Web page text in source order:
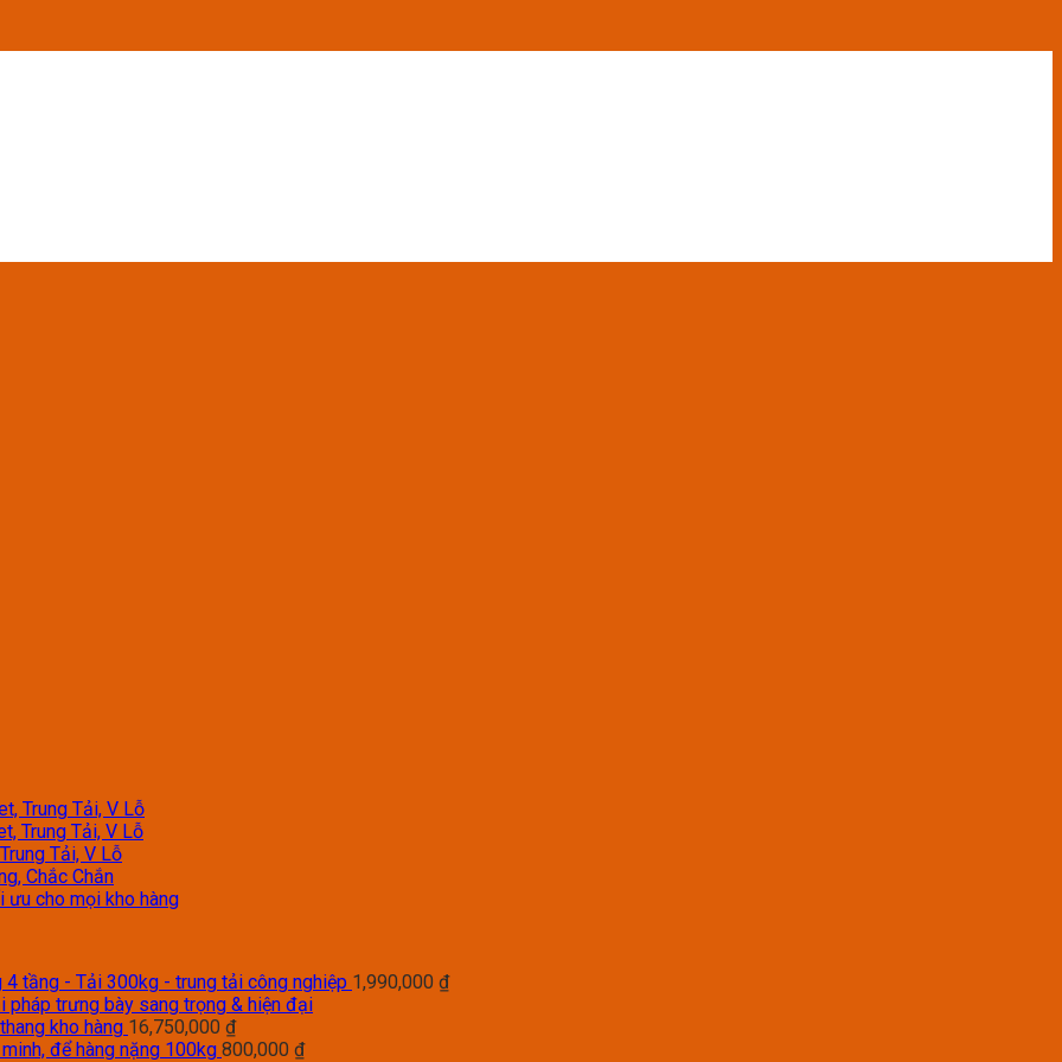
Trung Tải, V Lỗ
Trung Tải, V Lỗ
Tải, V Lỗ
Chắc Chắn
ưu cho mọi kho hàng
tầng - Tải 300kg - trung tải công nghiệp 1,990,000 ₫
pháp trưng bày sang trọng & hiện đại
kho hàng 16,750,000 ₫
để hàng nặng 100kg 800,000 ₫